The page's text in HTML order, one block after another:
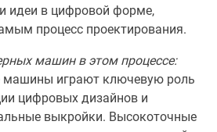
идеи в цифровой форме,
процесс проектирования.
машин в этом процессе:
играют ключевую роль
цифровых дизайнов и
выкройки. Высокоточные